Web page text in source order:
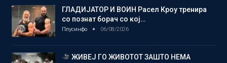
ГЛАДИЈАТОР И ВОИН Расел Кроу тренира
со познат борач со кој…
Плусинфо 06/08/2026
ЖИВЕЈ ГО ЖИВОТОТ ЗАШТО НЕМА